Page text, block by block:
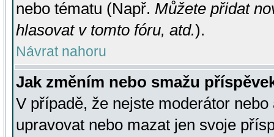
nebo tématu (Např. Můžete přidat
hlasovat v tomto fóru, atd.).
Návrat nahoru
Jak změním nebo smažu
V případě, že nejste moderátor
upravovat nebo mazat jen svoje